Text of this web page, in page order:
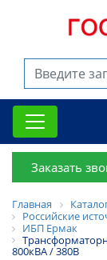
Заказать
Главная
Российские
ИБП Ермак
800кВА / 380В